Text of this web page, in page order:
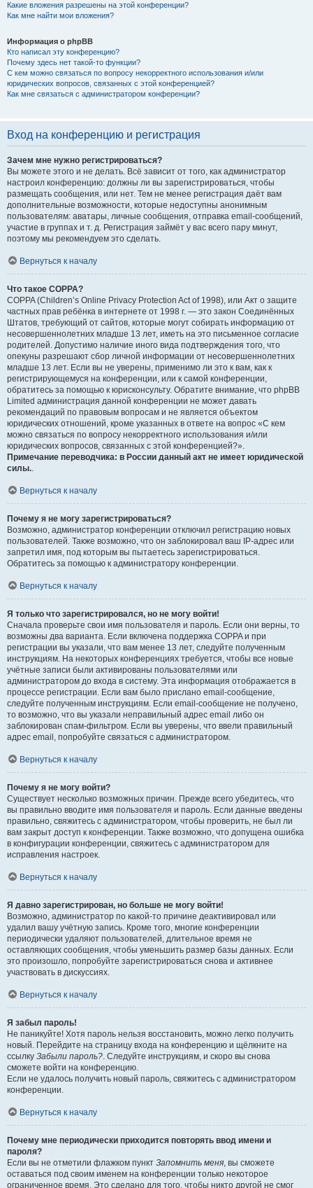
Какие вложения разрешены на этой конференции?
Как мне найти мои вложения?
Информация о phpBB
Кто написал эту конференцию?
Почему здесь нет такой-то функции?
С кем можно связаться по вопросу некорректного использования и/или
юридических вопросов, связанных с этой конференцией?
Как мне связаться с администратором конференции?
Вход на конференцию и регистрация
Зачем мне нужно регистрироваться?
Вы можете этого и не делать. Всё зависит от того, как администратор
настроил конференцию: должны ли вы зарегистрироваться, чтобы
размещать сообщения, или нет. Тем не менее регистрация даёт вам
дополнительные возможности, которые недоступны анонимным
пользователям: аватары, личные сообщения, отправка email-сообщений,
участие в группах и т. д. Регистрация займёт у вас всего пару минут,
поэтому мы рекомендуем это сделать.
Вернуться к началу
Что такое COPPA?
COPPA (Children’s Online Privacy Protection Act of 1998), или Акт о защите
частных прав ребёнка в интернете от 1998 г. — это закон Соединённых
Штатов, требующий от сайтов, которые могут собирать информацию от
несовершеннолетних младше 13 лет, иметь на это письменное согласие
родителей. Допустимо наличие иного вида подтверждения того, что
опекуны разрешают сбор личной информации от несовершеннолетних
младше 13 лет. Если вы не уверены, применимо ли это к вам, как к
регистрирующемуся на конференции, или к самой конференции,
обратитесь за помощью к юрисконсульту. Обратите внимание, что phpBB
Limited администрация данной конференции не может давать
рекомендаций по правовым вопросам и не является объектом
юридических отношений, кроме указанных в ответе на вопрос «С кем
можно связаться по вопросу некорректного использования и/или
юридических вопросов, связанных с этой конференцией?».
Примечание переводчика: в России данный акт не имеет юридической
силы..
Вернуться к началу
Почему я не могу зарегистрироваться?
Возможно, администратор конференции отключил регистрацию новых
пользователей. Также возможно, что он заблокировал ваш IP-адрес или
запретил имя, под которым вы пытаетесь зарегистрироваться.
Обратитесь за помощью к администратору конференции.
Вернуться к началу
Я только что зарегистрировался, но не могу войти!
Сначала проверьте свои имя пользователя и пароль. Если они верны, то
возможны два варианта. Если включена поддержка COPPA и при
регистрации вы указали, что вам менее 13 лет, следуйте полученным
инструкциям. На некоторых конференциях требуется, чтобы все новые
учётные записи были активированы пользователями или
администратором до входа в систему. Эта информация отображается в
процессе регистрации. Если вам было прислано email-сообщение,
следуйте полученным инструкциям. Если email-сообщение не получено,
то возможно, что вы указали неправильный адрес email либо он
заблокирован спам-фильтром. Если вы уверены, что ввели правильный
адрес email, попробуйте связаться с администратором.
Вернуться к началу
Почему я не могу войти?
Существует несколько возможных причин. Прежде всего убедитесь, что
вы правильно вводите имя пользователя и пароль. Если данные введены
правильно, свяжитесь с администратором, чтобы проверить, не был ли
вам закрыт доступ к конференции. Также возможно, что допущена ошибка
в конфигурации конференции, свяжитесь с администратором для
исправления настроек.
Вернуться к началу
Я давно зарегистрирован, но больше не могу войти!
Возможно, администратор по какой-то причине деактивировал или
удалил вашу учётную запись. Кроме того, многие конференции
периодически удаляют пользователей, длительное время не
оставляющих сообщения, чтобы уменьшить размер базы данных. Если
это произошло, попробуйте зарегистрироваться снова и активнее
участвовать в дискуссиях.
Вернуться к началу
Я забыл пароль!
Не паникуйте! Хотя пароль нельзя восстановить, можно легко получить
новый. Перейдите на страницу входа на конференцию и щёлкните на
ссылку Забыли пароль?. Следуйте инструкциям, и скоро вы снова
сможете войти на конференцию.
Если не удалось получить новый пароль, свяжитесь с администратором
конференции.
Вернуться к началу
Почему мне периодически приходится повторять ввод имени и
пароля?
Если вы не отметили флажком пункт Запомнить меня, вы сможете
оставаться под своим именем на конференции только некоторое
ограниченное время. Это сделано для того, чтобы никто другой не смог